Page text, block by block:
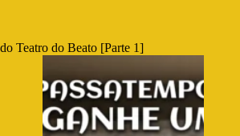
Teatro do Beato [Parte 1]